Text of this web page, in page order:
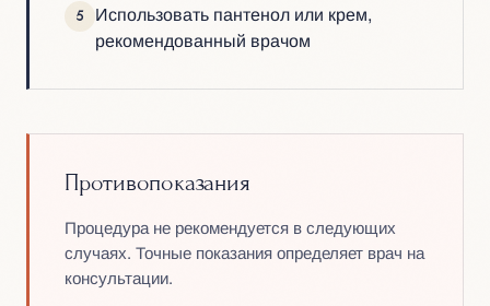
5
Использовать пантенол или крем,
рекомендованный врачом
Противопоказания
Процедура не рекомендуется в следующих
случаях. Точные показания определяет врач на
консультации.